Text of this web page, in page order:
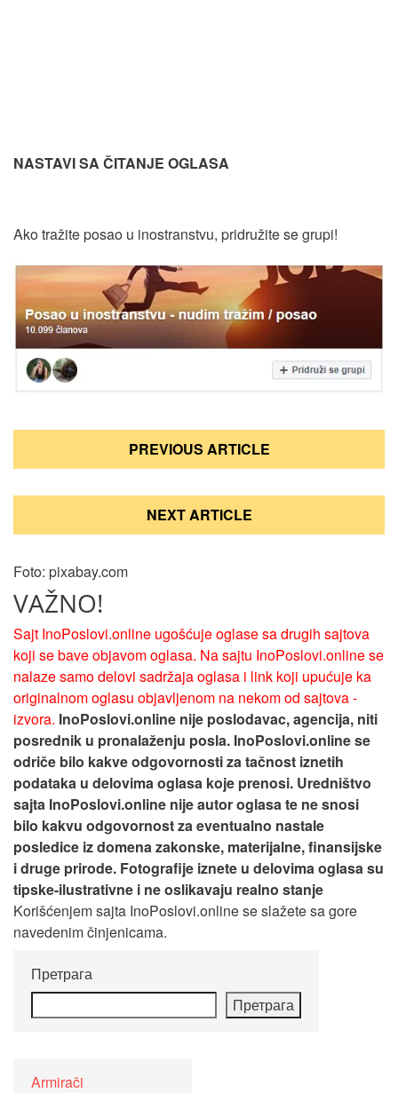
NASTAVI SA ČITANJE OGLASA
Ako tražite posao u inostranstvu, pridružite se grupi!
Кретање
PREVIOUS ARTICLE
NEXT ARTICLE
Foto: pixabay.com
VAŽNO!
Sajt InoPoslovi.online ugošćuje oglase sa drugih sajtova
koji se bave objavom oglasa. Na sajtu InoPoslovi.online se
nalaze samo delovi sadržaja oglasa i link koji upućuje ka
originalnom oglasu objavljenom na nekom od sajtova -
izvora. InoPoslovi.online nije poslodavac, agencija, niti
posrednik u pronalaženju posla. InoPoslovi.online se
odriče bilo kakve odgovornosti za tačnost iznetih
podataka u delovima oglasa koje prenosi. Uredništvo
sajta InoPoslovi.online nije autor oglasa te ne snosi
bilo kakvu odgovornost za eventualno nastale
posledice iz domena zakonske, materijalne, finansijske
i druge prirode. Fotografije iznete u delovima oglasa su
tipske-ilustrativne i ne oslikavaju realno stanje
Korišćenjem sajta InoPoslovi.online se slažete sa gore
navedenim činjenicama.
Претрага
Претрага
Armirači